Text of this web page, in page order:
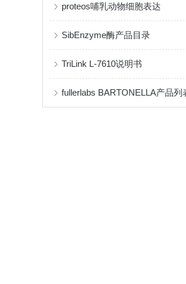
proteos哺乳动物细胞表达
SibEnzyme酶产品目录
TriLink L-7610说明书
fullerlabs BARTONELLA产品列